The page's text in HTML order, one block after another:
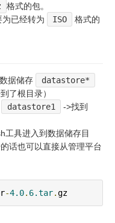
格式的包。
已经转为
ISO 格式的
据储存
datastore*
了根目录）
datastore1
->找到
工具进入到数据储存目
话也可以直接从管理平台
-4.0. 6.tar.gz